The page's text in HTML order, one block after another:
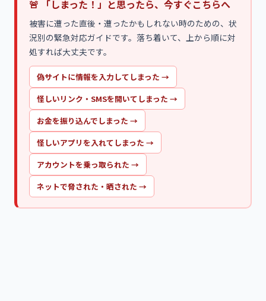
🚨 「しまった！」と思ったら、今すぐこちらへ
被害に遭った直後・遭ったかもしれない時のための、状
況別の緊急対応ガイドです。落ち着いて、上から順に対
処すれば大丈夫です。
偽サイトに情報を入力してしまった →
怪しいリンク・SMSを開いてしまった →
お金を振り込んでしまった →
怪しいアプリを入れてしまった →
アカウントを乗っ取られた →
ネットで脅された・晒された →